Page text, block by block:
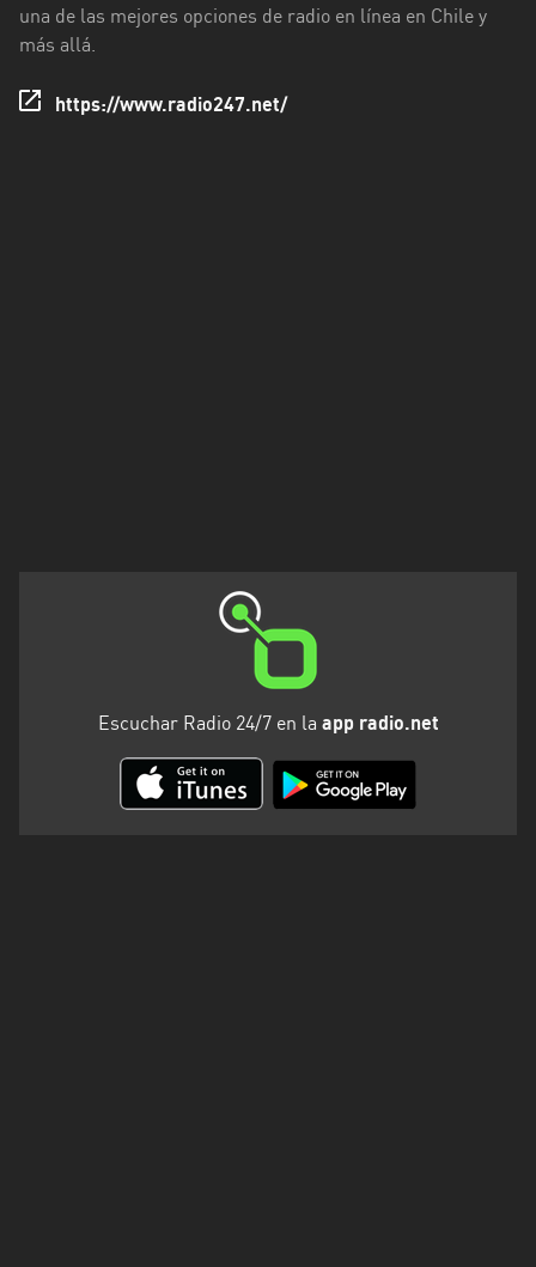
y
Antártica
una de las mejores opciones de radio en línea en Chile y
más allá.
https://www.radio247.net/
Escuchar Radio 24/7 en la app radio.net